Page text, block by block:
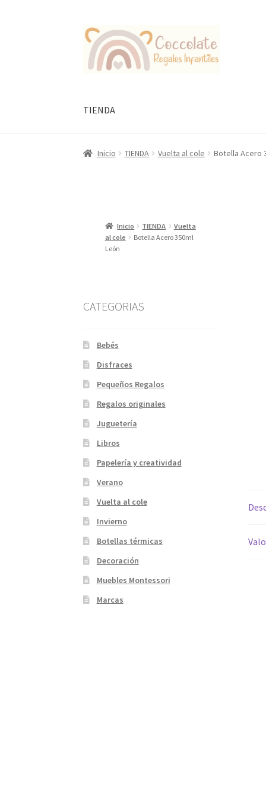
Ir
la
Ir
al
contenido
TIENDA
Inicio TIENDA Vuelta al cole Botella Acero
Inicio TIENDA
Vuelta
al cole
Botella Acero 350ml
León
CATEGORIAS
Bebés
Disfraces
Pequeños Regalos
Regalos originales
Juguetería
Libros
Papelería y creatividad
Verano
Vuelta al cole
Invierno
Botellas térmicas
Decoración
Muebles Montessori
Marcas